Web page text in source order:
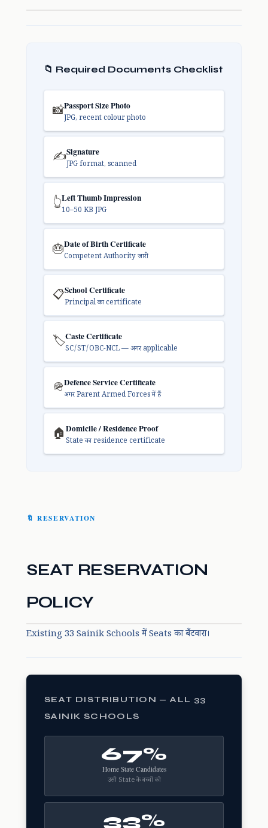
📁 Required Documents Checklist
📸Passport Size Photo
JPG, recent colour photo
✍️Signature
JPG format, scanned
👆Left Thumb Impression
10–50 KB JPG
🎂Date of Birth Certificate
Competent Authority जारी
📋School Certificate
Principal का certificate
🏷️Caste Certificate
SC/ST/OBC-NCL — अगर applicable
🪖Defence Service Certificate
अगर Parent Armed Forces में हैं
🏠 Domicile / Residence Proof
State का residence certificate
🔖 RESERVATION
SEAT RESERVATION
POLICY
Existing 33 Sainik Schools में Seats का बँटवारा।
SEAT DISTRIBUTION — ALL 33
SAINIK SCHOOLS
67%
Home State Candidates
उसी State के बच्चों को
33%